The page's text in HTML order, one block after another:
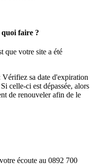
quoi faire ?
que votre site a été
Vérifiez sa date d'expiration
celle-ci est dépassée, alors
de renouveler afin de le
écoute au 0892 700